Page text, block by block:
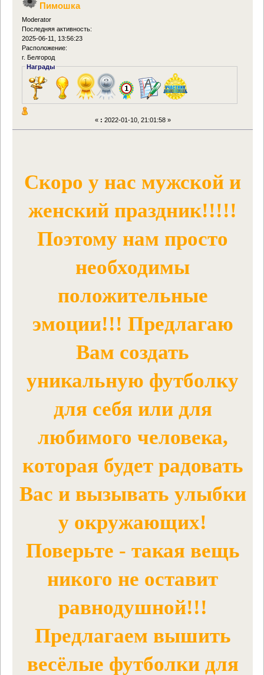
Пимошка
Moderator
Последняя активность:
2025-06-11, 13:56:23
Расположение:
г. Белгород
Награды
« : 2022-01-10, 21:01:58 »
Скоро у нас мужской и
женский праздник!!!!!
Поэтому нам просто
необходимы
положительные
эмоции!!! Предлагаю
Вам создать
уникальную футболку
для себя или для
любимого человека,
которая будет радовать
Вас и вызывать улыбки
у окружающих!
Поверьте - такая вещь
никого не оставит
равнодушной!!!
Предлагаем вышить
весёлые футболки для